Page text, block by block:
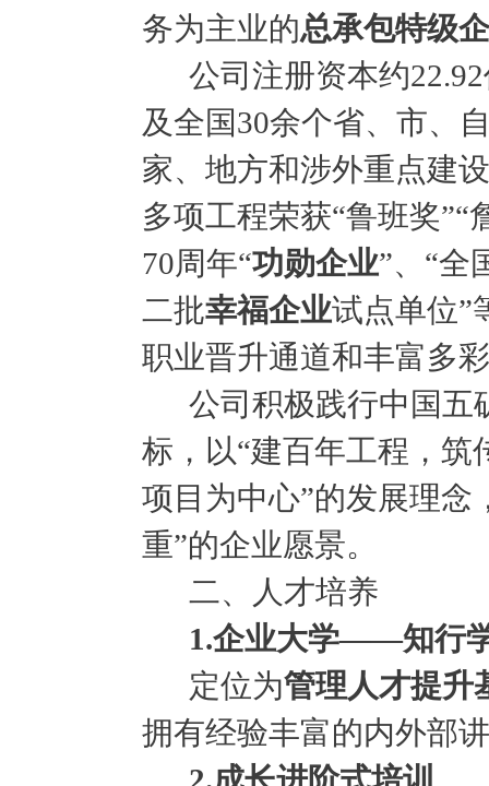
务为主业的总承包特级
公司注册资本约
及全国30余个省、市、
家、地方和涉外重点建
多项工程荣获“鲁班奖”“
70周年“功勋企业”、“全
二批幸福企业试点单位”
职业晋升通道和丰富多
公司积极践行中国五
标，以“建百年工程，筑
项目为中心”的发展理念
重”的企业愿景。
二、人才培养
1.企业大学——知行
定位为管理人才提升
拥有经验丰富的内外部